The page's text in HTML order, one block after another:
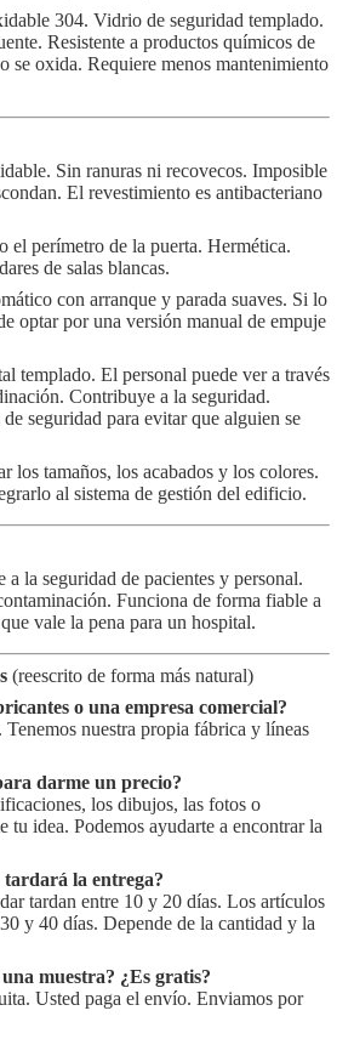
304. Vidrio de seguridad templado.
Resistente a productos químicos de
se oxida. Requiere menos mantenimiento
Sin ranuras ni recovecos. Imposible
El revestimiento es antibacteriano
el perímetro de la puerta. Hermética.
de salas blancas.
con arranque y parada suaves. Si lo
optar por una versión manual de empuje
templado. El personal puede ver a través
Contribuye a la seguridad.
seguridad para evitar que alguien se
los tamaños, los acabados y los colores.
al sistema de gestión del edificio.
a la seguridad de pacientes y personal.
Funciona de forma fiable a
vale la pena para un hospital.
(reescrito de forma más natural)
o una empresa comercial?
nuestra propia fábrica y líneas
darme un precio?
los dibujos, las fotos o
tu idea. Podemos ayudarte a encontrar la
la entrega?
tardan entre 10 y 20 días. Los artículos
y 40 días. Depende de la cantidad y la
muestra? ¿Es gratis?
Usted paga el envío. Enviamos por